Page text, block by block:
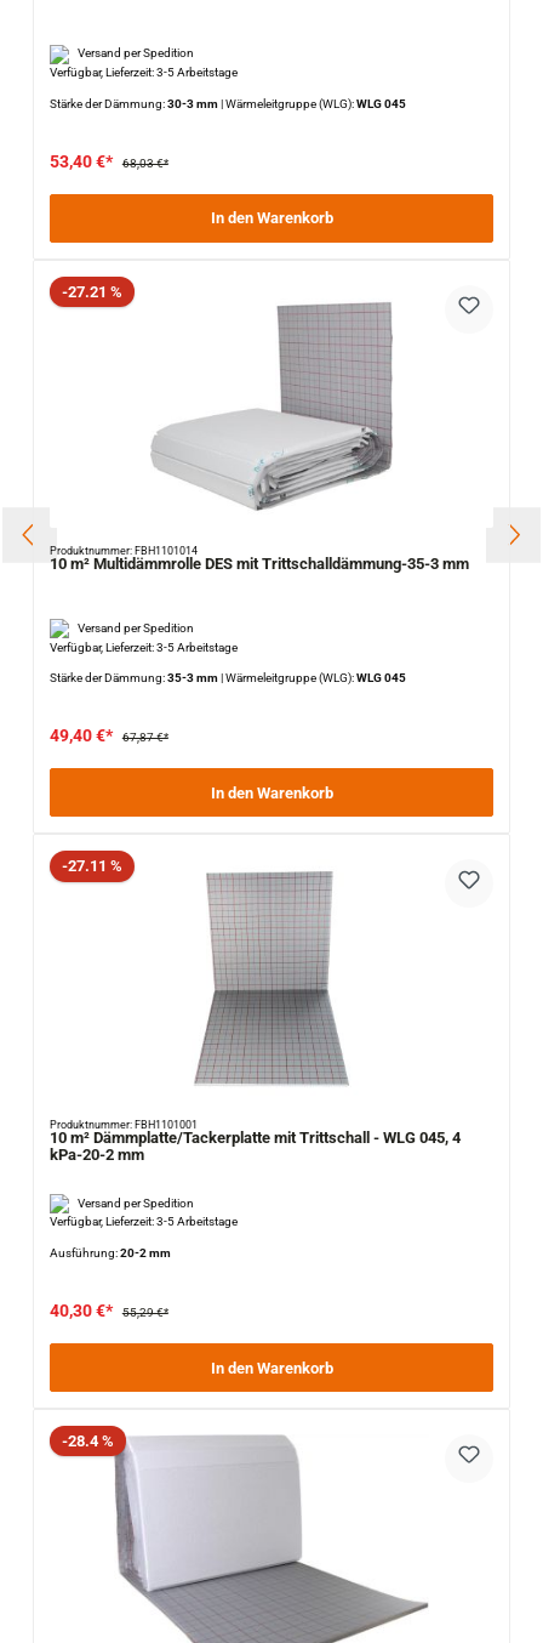
Versand per Spedition
Verfügbar, Lieferzeit: 3-5 Arbeitstage
Stärke der Dämmung:30-3 mm|Wärmeleitgruppe (WLG):WLG 045
53,40 €* 68,03 €*
In den Warenkorb
Rabatt
-27.21 %
Produktnummer: FBH1101014
10 m² Multidämmrolle DES mit Trittschalldämmung-35-3 mm
Versand per Spedition
Verfügbar, Lieferzeit: 3-5 Arbeitstage
Stärke der Dämmung:35-3 mm|Wärmeleitgruppe (WLG):WLG 045
49,40 €* 67,87 €*
In den Warenkorb
Rabatt
-27.11 %
Produktnummer: FBH1101001
10 m² Dämmplatte/Tackerplatte mit Trittschall - WLG 045, 4
kPa-20-2 mm
Versand per Spedition
Verfügbar, Lieferzeit: 3-5 Arbeitstage
Ausführung:20-2 mm
40,30 €* 55,29 €*
In den Warenkorb
Rabatt
-28.4 %